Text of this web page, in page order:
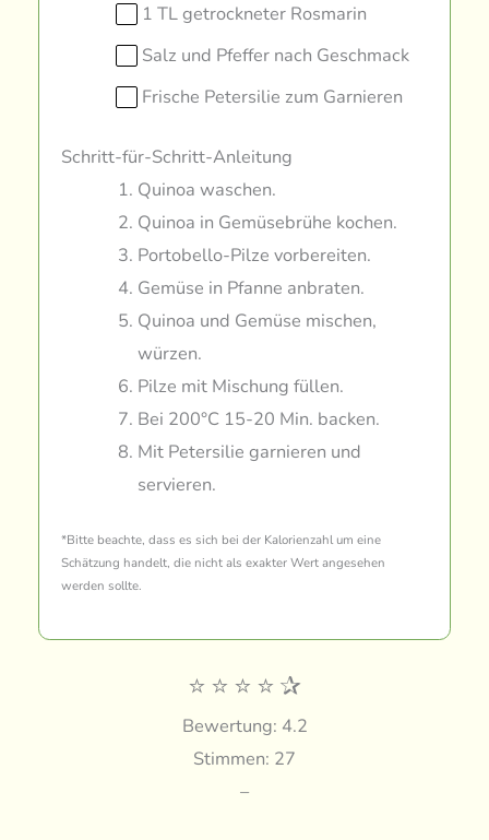
1 TL getrockneter Rosmarin
Salz und Pfeffer nach Geschmack
Frische Petersilie zum Garnieren
Schritt-für-Schritt-Anleitung
Quinoa waschen.
Quinoa in Gemüsebrühe kochen.
Portobello-Pilze vorbereiten.
Gemüse in Pfanne anbraten.
Quinoa und Gemüse mischen,
würzen.
Pilze mit Mischung füllen.
Bei 200°C 15-20 Min. backen.
Mit Petersilie garnieren und
servieren.
*Bitte beachte, dass es sich bei der Kalorienzahl um eine
Schätzung handelt, die nicht als exakter Wert angesehen
werden sollte.
⭐ ⭐ ⭐ ⭐ ✰
Bewertung: 4.2
Stimmen: 27
–